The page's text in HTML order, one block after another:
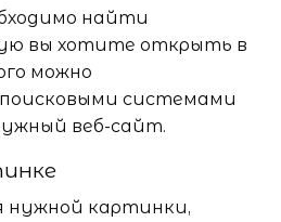
найти
вы хотите открыть в
можно
поисковыми системами
веб-сайт.
нужной картинки,